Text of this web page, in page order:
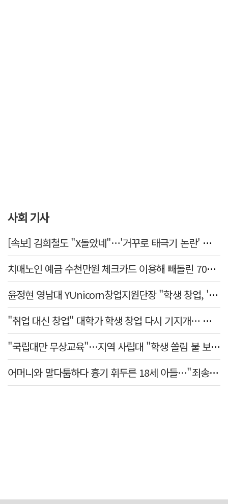
사회 기사
[속보] 김희철도 "X돌았네"…'거꾸로 태극기 논란' 인천시 현수막, 이틀 만에 철거
치매노인 예금 수천만원 체크카드 이용해 빼돌린 70대 간병인, 집행유예
윤정현 영남대 YUnicorn창업지원단장 "학생 창업, '팀 빌딩'이 제일 중요"
"취업 대신 창업" 대학가 학생 창업 다시 기지개… 창업자·기업·매출 동반 성장
"국립대만 무상교육"…지역 사립대 "학생 쏠림 불 보듯"
어머니와 말다툼하다 흉기 휘두른 18세 아들…"죄송하지 않나" 묻자 침묵